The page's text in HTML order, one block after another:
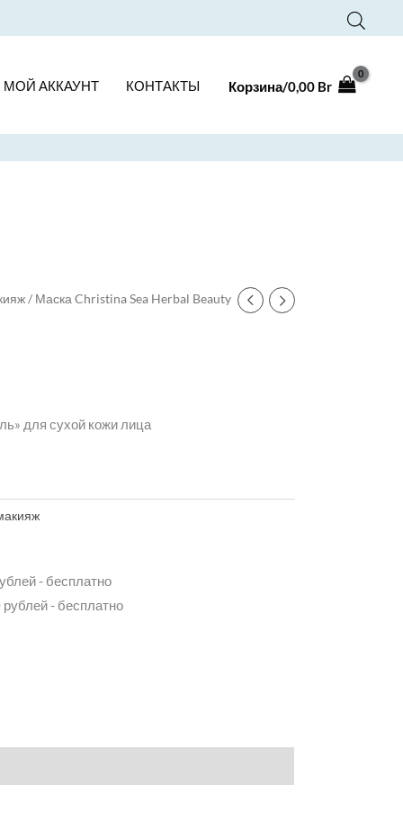
МОЙ АККАУНТ КОНТАКТЫ Корзина/0,00 Br
/ Маска Christina Sea Herbal Beauty
для сухой кожи лица
- бесплатно
- бесплатно